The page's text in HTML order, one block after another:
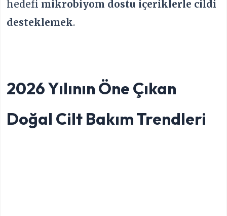
hedefi mikrobiyom dostu içeriklerle cildi
desteklemek.
2026 Yılının Öne Çıkan
Doğal Cilt Bakım Trendleri